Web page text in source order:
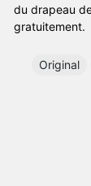
du drapeau
gratuitement.
Original